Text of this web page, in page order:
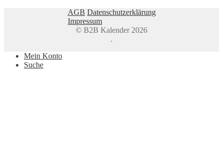
AGB Datenschutzerklärung
Impressum
© B2B Kalender 2026
.
Mein Konto
Suche